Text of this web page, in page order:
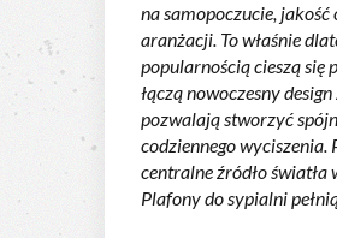
na samopoczucie,
aranżacji. To właśnie
popularnością cieszą się
łączą nowoczesny
pozwalają stworzyć
codziennego
centralne źródło
Plafony do sypialni